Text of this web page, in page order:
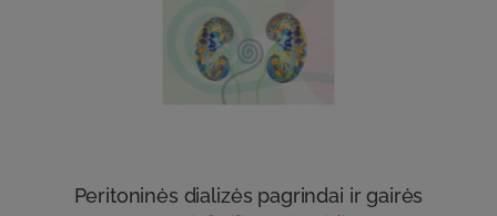
Peritoninės dializės pagrindai ir gairės